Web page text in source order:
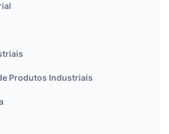
Produtos Industriais